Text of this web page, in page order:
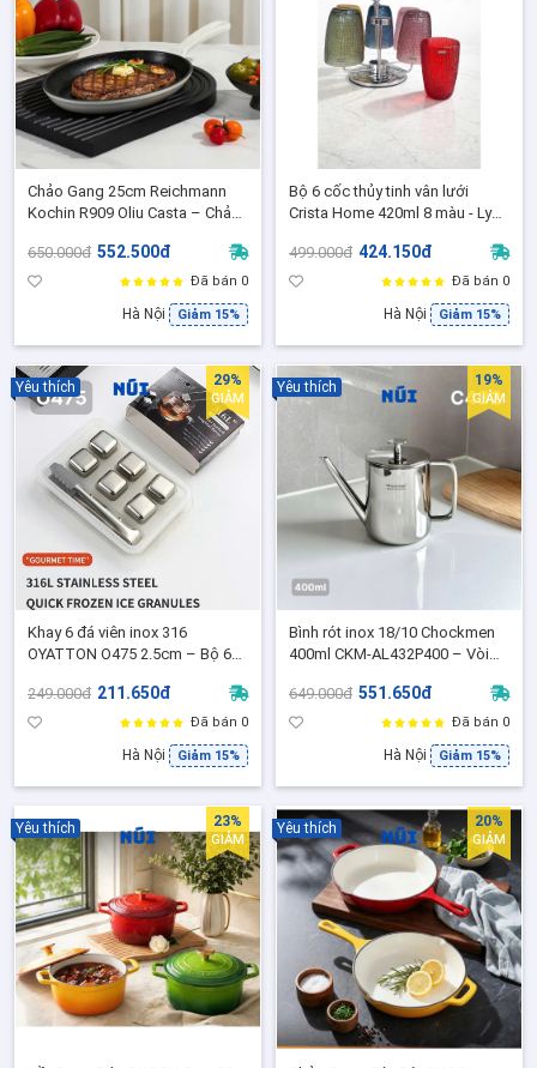
Chảo Gang 25cm Reichmann
Kochin R909 Oliu Casta – Chảo
áp chảo cao cấp, RK-AL909P25
650.000đ 552.500đ
Đã bán 0
Hà Nội Giảm 15%
Bộ 6 cốc thủy tinh vân lưới
Crista Home 420ml 8 màu - Ly
Decor sang trọng -60209
499.000đ 424.150đ
Đã bán 0
Hà Nội Giảm 15%
Khay 6 đá viên inox 316
OYATTON O475 2.5cm – Bộ 6
AL475P6 giữ lạnh không tan + 1
kẹp gắp đá
249.000đ 211.650đ
Đã bán 0
Hà Nội Giảm 15%
Yêu thích 29%
GIẢM
Bình rót inox 18/10 Chockmen
400ml CKM-AL432P400 – Vòi
- C432
649.000đ 551.650đ
Đã bán 0
Hà Nội Giảm 15%
Yêu thích 19%
GIẢM
Yêu thích 23%
GIẢM
Yêu thích 20%
GIẢM